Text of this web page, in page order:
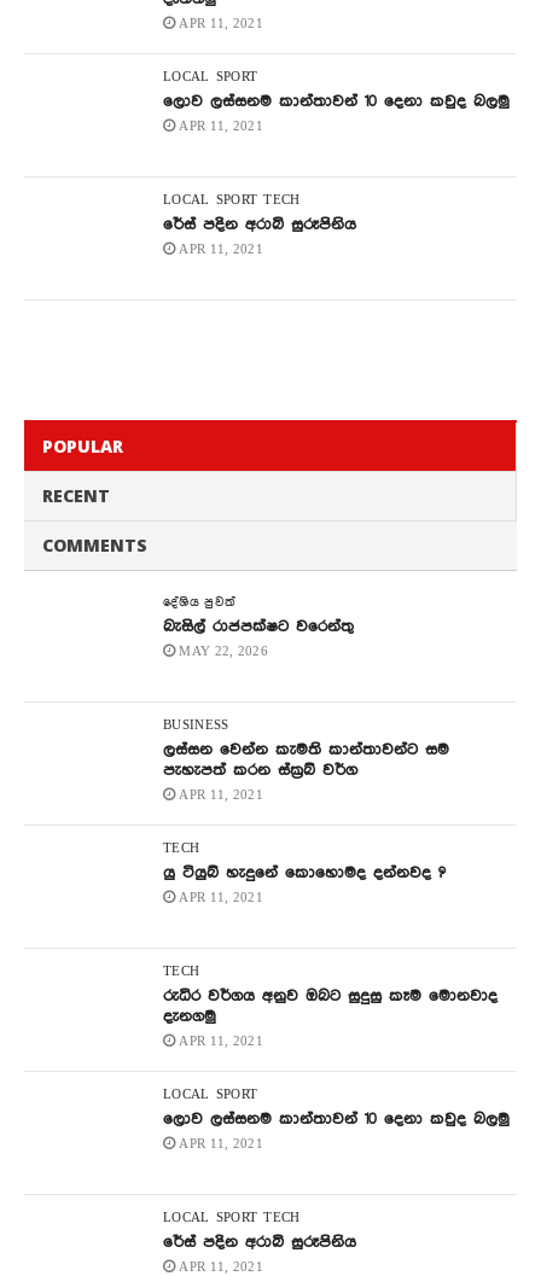
APR 11, 2021
LOCAL SPORT
ලොව ලස්සනම කාන්තාවන් 10 දෙනා කවුද බලමු
APR 11, 2021
LOCAL SPORT TECH
රේස් පදින අරාබි සුරූපිනිය
APR 11, 2021
POPULAR
RECENT
COMMENTS
දේශිය පුවත්
බැසිල් රාජපක්ෂට වරෙන්තු
MAY 22, 2026
BUSINESS
ලස්සන වෙන්න කැමති කාන්තාවන්ට සම
පැහැපත් කරන ස්ක්‍රබ් වර්ග
APR 11, 2021
TECH
යු ටියුබ් හැදුනේ කොහොමද දන්නවද ?
APR 11, 2021
TECH
රුධිර වර්ගය අනුව ඔබට සුදුසු කෑම මොනවාද
දැනගමු
APR 11, 2021
LOCAL SPORT
ලොව ලස්සනම කාන්තාවන් 10 දෙනා කවුද බලමු
APR 11, 2021
LOCAL SPORT TECH
රේස් පදින අරාබි සුරූපිනිය
APR 11, 2021